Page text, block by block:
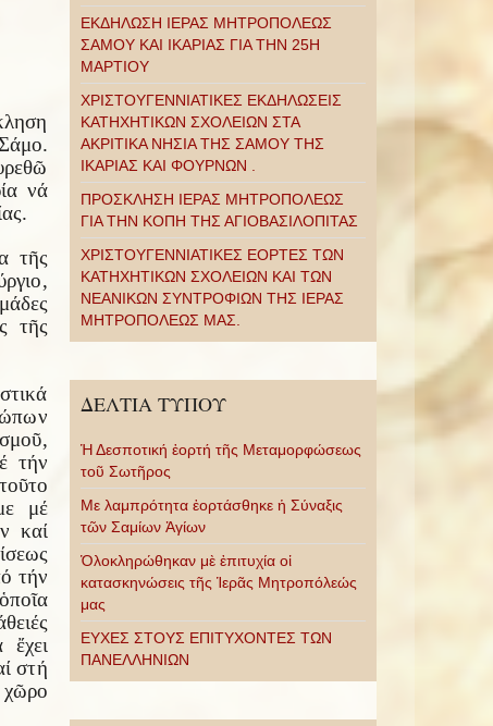
νά
τῆς
τῆς
τήν
μέ
καί
τήν
στή
ΕΚΔΗΛΩΣΗ ΙΕΡΑΣ ΜΗΤΡΟΠΟΛΕΩΣ
ΣΑΜΟΥ ΚΑΙ ΙΚΑΡΙΑΣ ΓΙΑ ΤΗΝ 25Η
ΜΑΡΤΙΟΥ
ΧΡΙΣΤΟΥΓΕΝΝΙΑΤΙΚΕΣ ΕΚΔΗΛΩΣΕΙΣ
ΚΑΤΗΧΗΤΙΚΩΝ ΣΧΟΛΕΙΩΝ ΣΤΑ
ΑΚΡΙΤΙΚΑ ΝΗΣΙΑ ΤΗΣ ΣΑΜΟΥ ΤΗΣ
ΙΚΑΡΙΑΣ ΚΑΙ ΦΟΥΡΝΩΝ .
ΠΡΟΣΚΛΗΣΗ ΙΕΡΑΣ ΜΗΤΡΟΠΟΛΕΩΣ
ΓΙΑ ΤΗΝ ΚΟΠΗ ΤΗΣ ΑΓΙΟΒΑΣΙΛΟΠΙΤΑΣ
ΧΡΙΣΤΟΥΓΕΝΝΙΑΤΙΚΕΣ ΕΟΡΤΕΣ ΤΩΝ
ΚΑΤΗΧΗΤΙΚΩΝ ΣΧΟΛΕΙΩΝ ΚΑΙ ΤΩΝ
ΝΕΑΝΙΚΩΝ ΣΥΝΤΡΟΦΙΩΝ ΤΗΣ ΙΕΡΑΣ
ΜΗΤΡΟΠΟΛΕΩΣ ΜΑΣ.
ΔΕΛΤΙΑ ΤΥΠΟΥ
Ἡ Δεσποτική ἑορτή τῆς Μεταμορφώσεως
τοῦ Σωτῆρος
Με λαμπρότητα ἑορτάσθηκε ἡ Σύναξις
τῶν Σαμίων Ἁγίων
Ὁλοκληρώθηκαν μὲ ἐπιτυχία οἱ
κατασκηνώσεις τῆς Ἱερᾶς Μητροπόλεώς
μας
ΕΥΧΕΣ ΣΤΟΥΣ ΕΠΙΤΥΧΟΝΤΕΣ ΤΩΝ
ΠΑΝΕΛΛΗΝΙΩΝ